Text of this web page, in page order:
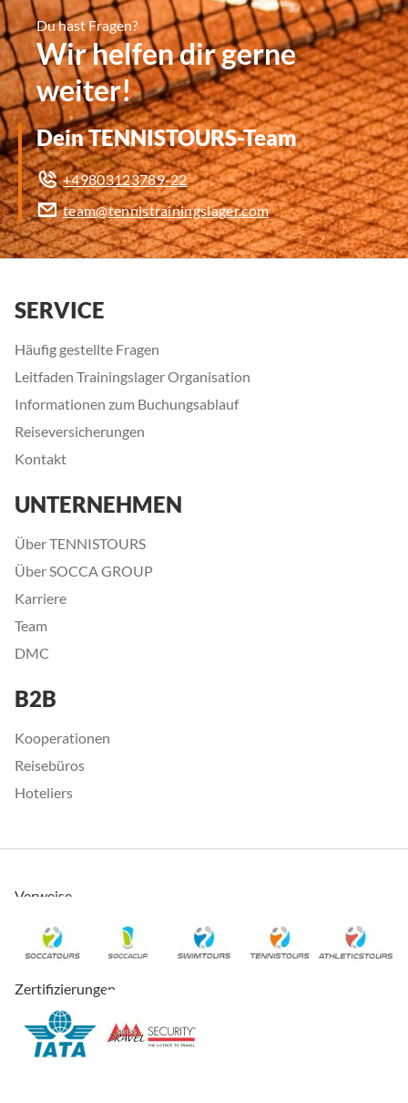
Du hast Fragen?
Wir helfen dir gerne
weiter!
Dein TENNISTOURS-Team
+49803123789-22
team@tennistrainingslager.com
SERVICE
Häufig gestellte Fragen
Leitfaden Trainingslager Organisation
Informationen zum Buchungsablauf
Reiseversicherungen
Kontakt
UNTERNEHMEN
Über TENNISTOURS
Über SOCCA GROUP
Karriere
Team
DMC
B2B
Kooperationen
Reisebüros
Hoteliers
Verweise
Zertifizierungen